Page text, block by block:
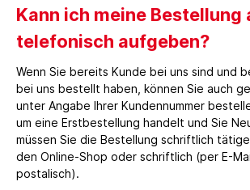
Kann ich meine Bestellung
telefonisch aufgeben?
Wenn Sie bereits Kunde bei uns sind und
bei uns bestellt haben, können Sie auch
unter Angabe Ihrer Kundennummer
um eine Erstbestellung handelt und Sie
müssen Sie die Bestellung schriftlich
den Online-Shop oder schriftlich (per E-
postalisch).